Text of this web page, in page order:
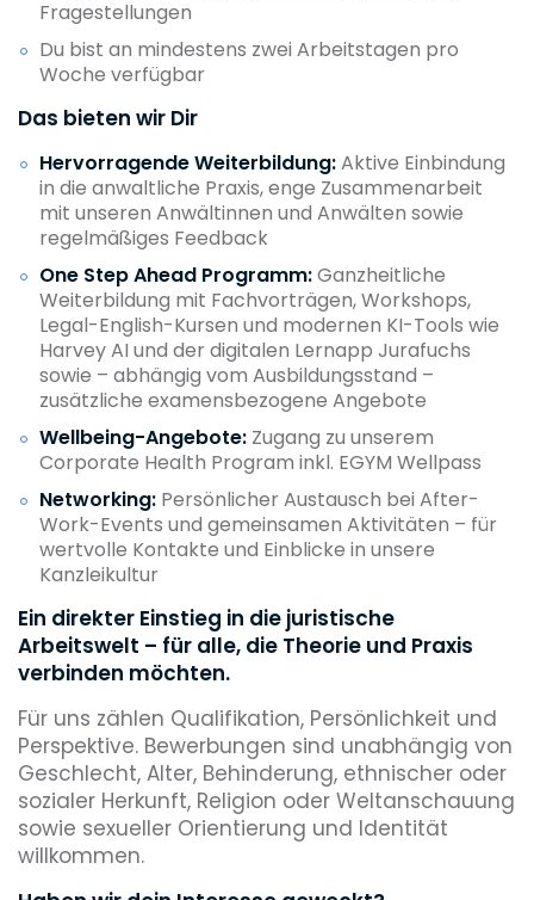
Fragestellungen
Du bist an mindestens zwei Arbeitstagen pro
Woche verfügbar
Das bieten wir Dir
Hervorragende Weiterbildung:Aktive Einbindung
in die anwaltliche Praxis, enge Zusammenarbeit
mit unseren Anwältinnen und Anwälten sowie
regelmäßiges Feedback
One Step Ahead Programm:Ganzheitliche
Weiterbildung mit Fachvorträgen, Workshops,
Legal-English-Kursen und modernen KI-Tools wie
Harvey AI und der digitalen Lernapp Jurafuchs
sowie – abhängig vom Ausbildungsstand –
zusätzliche examensbezogene Angebote
Wellbeing-Angebote: Zugang zu unserem
Corporate Health Program inkl. EGYM Wellpass
Networking: Persönlicher Austausch bei After-
Work-Events und gemeinsamen Aktivitäten – für
wertvolle Kontakte und Einblicke in unsere
Kanzleikultur
Ein direkter Einstieg in die juristische
Arbeitswelt – für alle, die Theorie und Praxis
verbinden möchten.
Für uns zählen Qualifikation, Persönlichkeit und
Perspektive. Bewerbungen sind unabhängig von
Geschlecht, Alter, Behinderung, ethnischer oder
sozialer Herkunft, Religion oder Weltanschauung
sowie sexueller Orientierung und Identität
willkommen.